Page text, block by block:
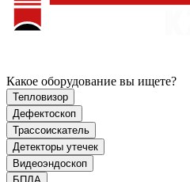
Какое оборудование вы ищете?
Тепловизор
Дефектоскоп
Трассоискатель
Детекторы утечек
Видеоэндоскоп